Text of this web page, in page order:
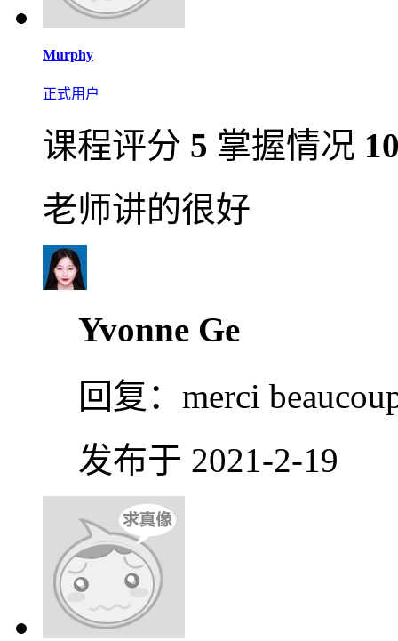
Murphy
正式用户
课程评分 5 掌握情况
老师讲的很好
Yvonne Ge
回复： merci
发布于 2021-2-19